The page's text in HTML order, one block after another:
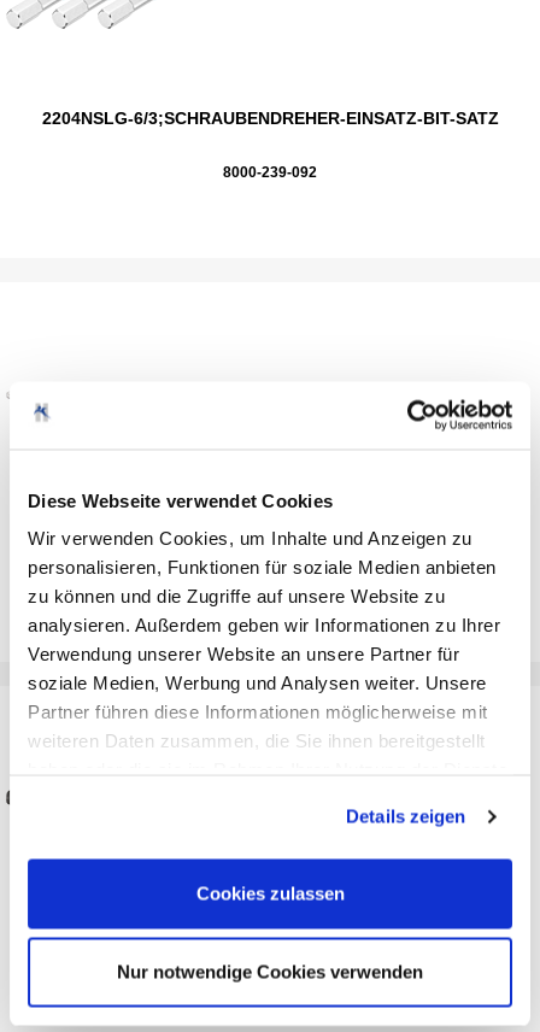
Diese Webseite verwendet Cookies
Wir verwenden Cookies, um Inhalte und Anzeigen zu
personalisieren, Funktionen für soziale Medien anbieten
zu können und die Zugriffe auf unsere Website zu
analysieren. Außerdem geben wir Informationen zu Ihrer
Verwendung unserer Website an unsere Partner für
soziale Medien, Werbung und Analysen weiter. Unsere
Partner führen diese Informationen möglicherweise mit
weiteren Daten zusammen, die Sie ihnen bereitgestellt
Cookies, wenn Sie unsere Webseite weiterhin nutzen.
Details zeigen
Cookies zulassen
Nur notwendige Cookies verwenden
2204NSLG-6/3;SCHRAUBENDREHER-EINSATZ-BIT-SATZ
8000-239-092
8000-244-072
2217-PH2;SCHRAUBENDREHER-EINSATZ (BIT)
8000-014-668